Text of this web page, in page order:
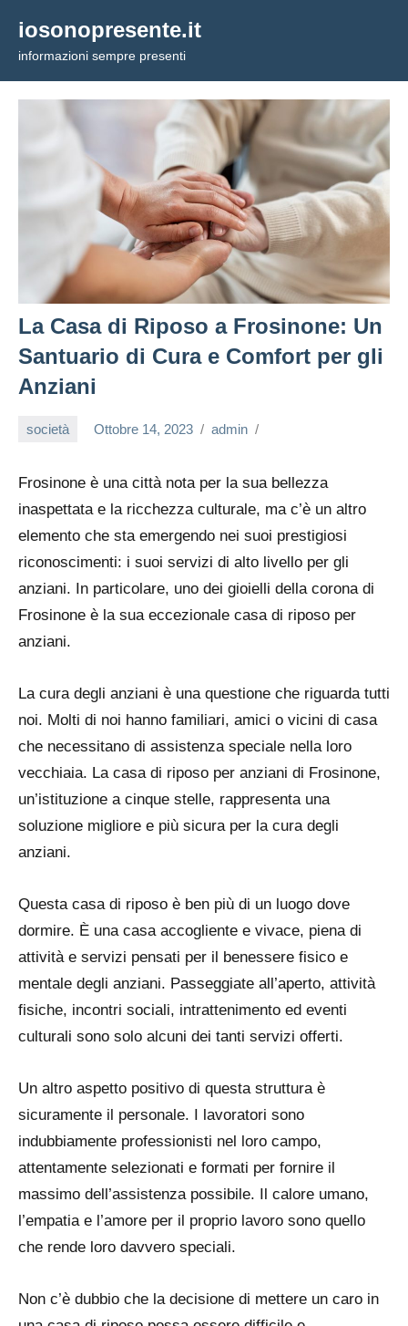
contenuto
iosonopresente.it
informazioni sempre presenti
La Casa di Riposo a Frosinone: Un
Santuario di Cura e Comfort per gli
Anziani
società Ottobre 14, 2023 admin
Frosinone è una città nota per la sua bellezza
inaspettata e la ricchezza culturale, ma c’è un altro
elemento che sta emergendo nei suoi prestigiosi
riconoscimenti: i suoi servizi di alto livello per gli
anziani. In particolare, uno dei gioielli della corona di
Frosinone è la sua eccezionale casa di riposo per
anziani.
La cura degli anziani è una questione che riguarda tutti
noi. Molti di noi hanno familiari, amici o vicini di casa
che necessitano di assistenza speciale nella loro
vecchiaia. La casa di riposo per anziani di Frosinone,
un’istituzione a cinque stelle, rappresenta una
soluzione migliore e più sicura per la cura degli
anziani.
Questa casa di riposo è ben più di un luogo dove
dormire. È una casa accogliente e vivace, piena di
attività e servizi pensati per il benessere fisico e
mentale degli anziani. Passeggiate all’aperto, attività
fisiche, incontri sociali, intrattenimento ed eventi
culturali sono solo alcuni dei tanti servizi offerti.
Un altro aspetto positivo di questa struttura è
sicuramente il personale. I lavoratori sono
indubbiamente professionisti nel loro campo,
attentamente selezionati e formati per fornire il
massimo dell’assistenza possibile. Il calore umano,
l’empatia e l’amore per il proprio lavoro sono quello
che rende loro davvero speciali.
Non c’è dubbio che la decisione di mettere un caro in